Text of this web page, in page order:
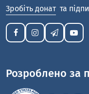
Зробіть донат та
Розроблено за